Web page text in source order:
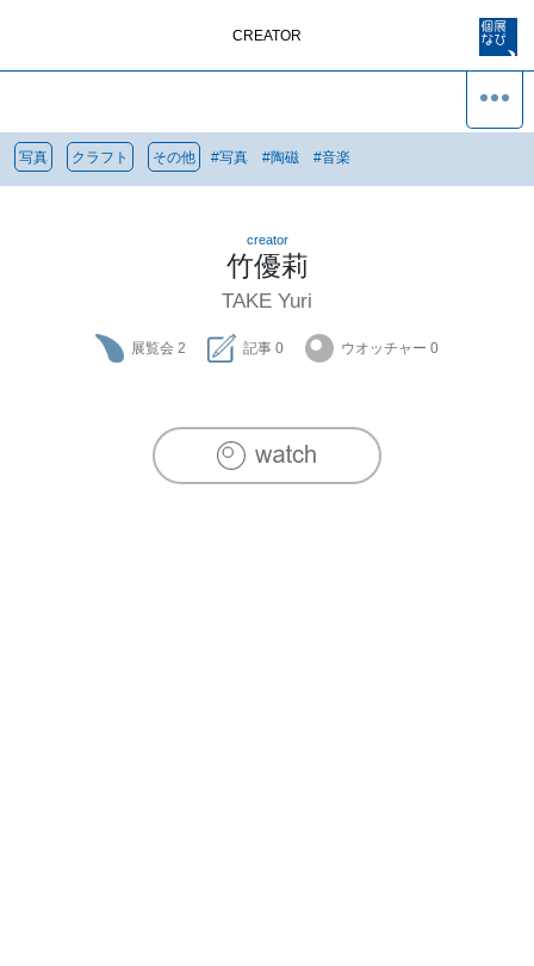
CREATOR
写真 クラフト その他 #写真 #陶磁 #音楽
creator
竹優莉
TAKE Yuri
展覧会 2 記事 0 ウオッチャー 0